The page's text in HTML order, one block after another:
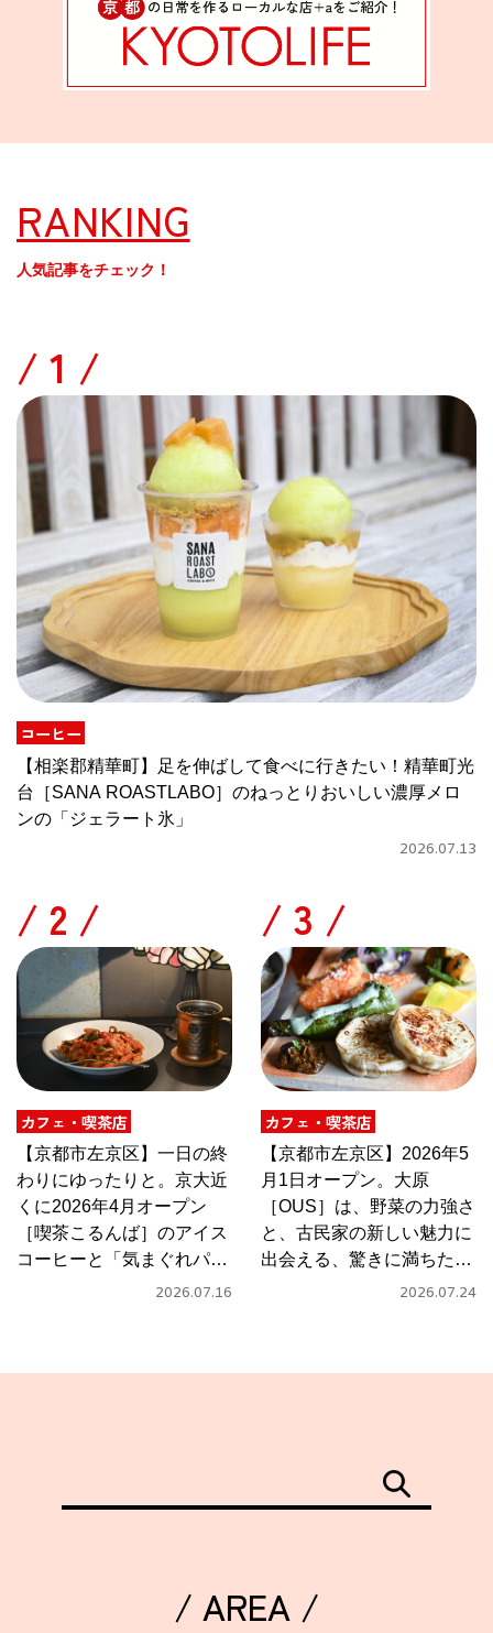
RANKING
人気記事をチェック！
/
コーヒー
【相楽郡精華町】足を伸ばして食べに行きたい！精華町光
台［SANA ROASTLABO］のねっとりおいしい濃厚メロ
ンの「ジェラート氷」
2026.07.13
/
カフェ・喫茶店
【京都市左京区】一日の終
わりにゆったりと。京大近
くに2026年4月オープン
［喫茶こるんば］のアイス
コーヒーと「気まぐれパス
2026.07.16
/
カフェ・喫茶店
【京都市左京区】2026年5
月1日オープン。大原
［OUS］は、野菜の力強さ
と、古民家の新しい魅力に
出会える、驚きに満ちたカ
2026.07.24
/ AREA /